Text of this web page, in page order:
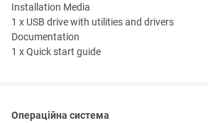
Installation Media
1 x USB drive with utilities and drivers
Documentation
1 x Quick start guide
Операційна система